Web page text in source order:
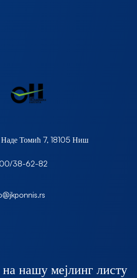
Наде Томић 7, 18105 Ниш
38-62-82
на нашу мејлинг листу